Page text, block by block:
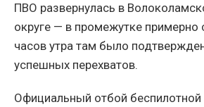
ПВО развернулась в
округе — в промежутке примерно
часов утра там было
успешных перехватов.
Официальный отбой беспилотной